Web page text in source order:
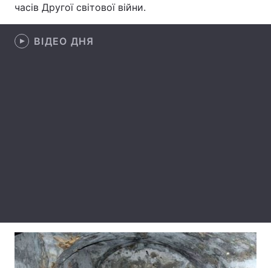
Зброя Інциденти
Здоров'я
Контакти
Послуги
часів Другої світової війни.
ВІДЕО ДНЯ